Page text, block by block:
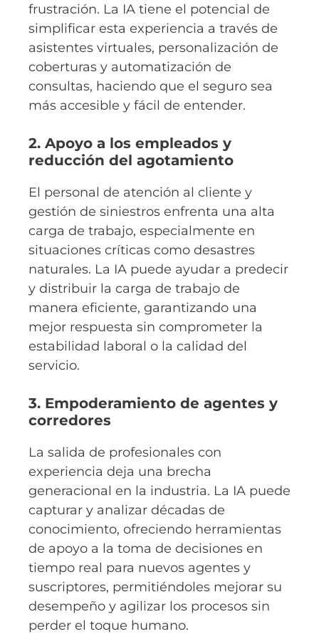
frustración. La IA tiene el potencial de
simplificar esta experiencia a través de
asistentes virtuales, personalización de
coberturas y automatización de
consultas, haciendo que el seguro sea
más accesible y fácil de entender.
2. Apoyo a los empleados y
reducción del agotamiento
El personal de atención al cliente y
gestión de siniestros enfrenta una alta
carga de trabajo, especialmente en
situaciones críticas como desastres
naturales. La IA puede ayudar a predecir
y distribuir la carga de trabajo de
manera eficiente, garantizando una
mejor respuesta sin comprometer la
estabilidad laboral o la calidad del
servicio.
3. Empoderamiento de agentes y
corredores
La salida de profesionales con
experiencia deja una brecha
generacional en la industria. La IA puede
capturar y analizar décadas de
conocimiento, ofreciendo herramientas
de apoyo a la toma de decisiones en
tiempo real para nuevos agentes y
suscriptores, permitiéndoles mejorar su
desempeño y agilizar los procesos sin
perder el toque humano.